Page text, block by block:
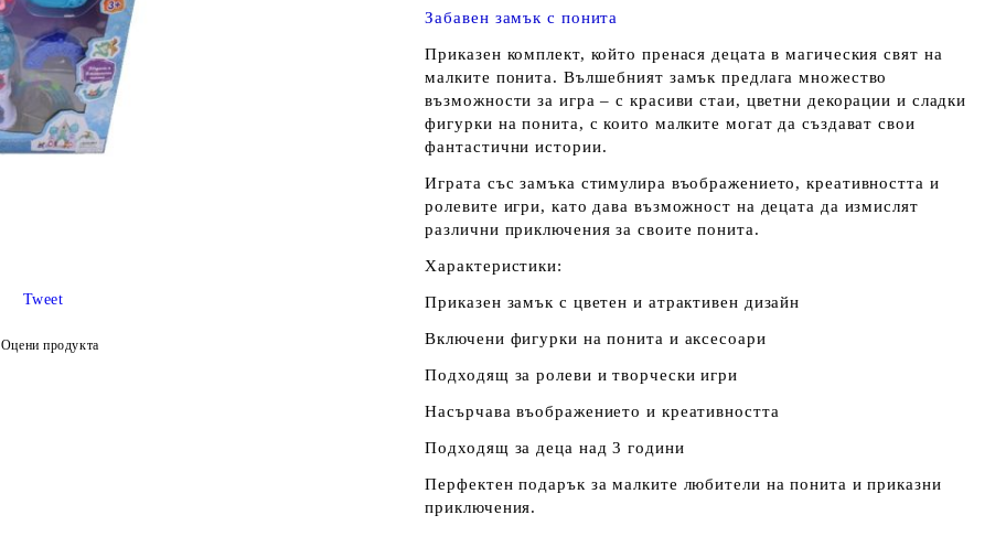
Забавен замък с понита
Приказен комплект, който пренася децата в магическия свят на
малките понита. Вълшебният замък предлага множество
възможности за игра – с красиви стаи, цветни декорации и сладки
фигурки на понита, с които малките могат да създават свои
фантастични истории.
Играта със замъка стимулира въображението, креативността и
ролевите игри, като дава възможност на децата да измислят
различни приключения за своите понита.
Характеристики:
Приказен замък с цветен и атрактивен дизайн
Включени фигурки на понита и аксесоари
Подходящ за ролеви и творчески игри
Насърчава въображението и креативността
Подходящ за деца над 3 години
Перфектен подарък за малките любители на понита и приказни
приключения.
Tweet
Оцени продукта